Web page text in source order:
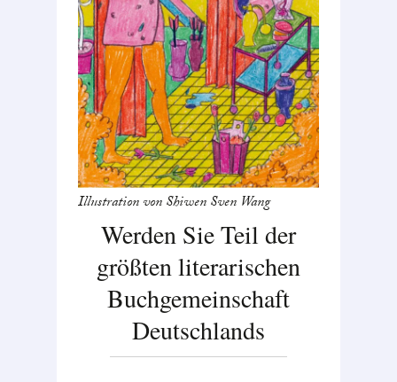
Werden Sie Teil der
größten literarischen
Buchgemeinschaft
Deutschlands
Illustration von Shiwen Sven Wang